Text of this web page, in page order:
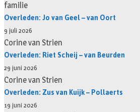
familie
Overleden: Jo van Geel – van Oort
9 juli 2026
Corine van Strien
Overleden: Riet Scheij – van Beurden
29 juni 2026
Corine van Strien
Overleden: Zus van Kuijk – Pollaerts
19 juni 2026